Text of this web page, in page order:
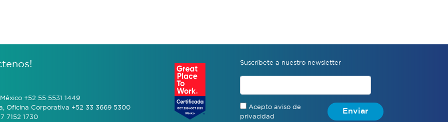
+52 55 5531 1449
Oficina Corporativa +52 33 3669 5300
7152 1730
Suscríbete a nuestro newsletter
Acepto aviso de
privacidad
Enviar